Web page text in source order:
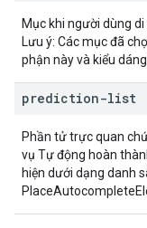
Mục khi người dùng
Lưu ý: Các mục đã
phận này và kiểu
prediction-list
Phần tử trực quan
vụ Tự động hoàn
hiện dưới dạng danh